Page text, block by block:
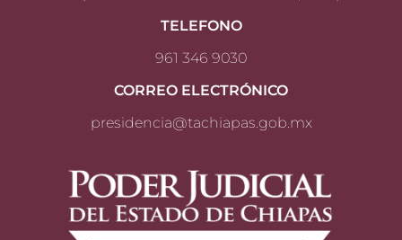
TELEFONO
961 346 9030
CORREO ELECTRÓNICO
presidencia@tachiapas.gob.mx